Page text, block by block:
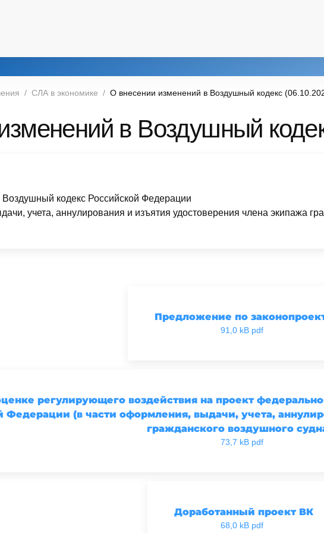
СЛА в экономике О внесении изменений в Воздушный кодекс
в Воздушный
кодекс Российской Федерации
учета, аннулирования и изъятия удостоверения члена экипажа
Предложение по
91,0 kB pdf
регулирующего воздействия на проект
Федерации (в части оформления, выдачи, учета,
гражданского воздушного
73,7 kB pdf
Доработанный проект ВК
68,0 kB pdf